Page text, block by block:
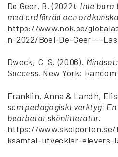
De Geer, B. (2022). Inte bara
med ordförråd och
https://www.nok.se/
n-2022/Boel-De-Geer---
Dweck, C. S. (2006).
Success. New York: Random
Franklin, Anna & Landh,
som pedagogiskt verktyg:
bearbetar skönlitteratur.
https://
ksamtal-utvecklar-elevers-